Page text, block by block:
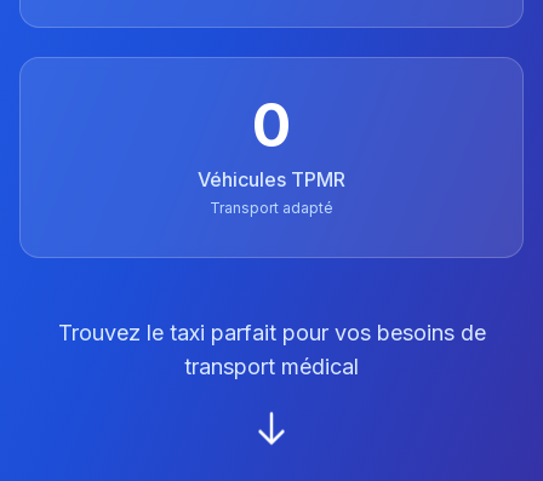
0
Véhicules TPMR
Transport adapté
Trouvez le taxi parfait pour vos besoins de
transport médical